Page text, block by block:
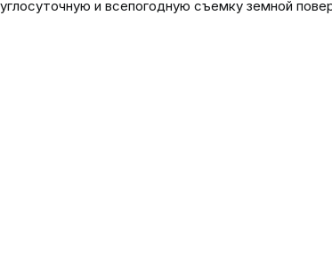
и всепогодную съемку земной